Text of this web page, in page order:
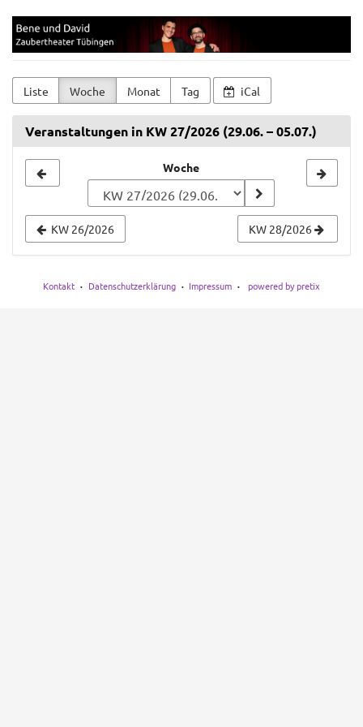
Zum
Haupt-
Inhalt
Bene
und
David
Liste Woche Monat Tag iCal
Veranstaltungen in KW 27/2026 (29.06. – 05.07.)
zur
Anzeige
auswählen
Woche
KW 26/2026 KW 28/2026
Kontakt Datenschutzerklärung Impressum powered by pretix